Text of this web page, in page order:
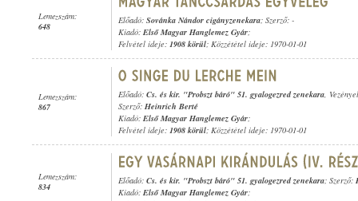
Lemezszám:
648
Előadó: Sovánka Nándor cigányzenekara; Szerző: -
Kiadó: Első Magyar Hanglemez Gyár;
Felvétel ideje: 1908 körül; Közzététel ideje: 1970-01-01
Lemezszám:
867
Előadó: Cs. és kir. "Probszt báró" 51. gyalogezred zenekara,
Szerző: Heinrich Berté
Kiadó: Első Magyar Hanglemez Gyár;
Felvétel ideje: 1908 körül; Közzététel ideje: 1970-01-01
Lemezszám:
834
Előadó: Cs. és kir. "Probszt báró" 51. gyalogezred zenekara; Szerző:
Kiadó: Első Magyar Hanglemez Gyár;